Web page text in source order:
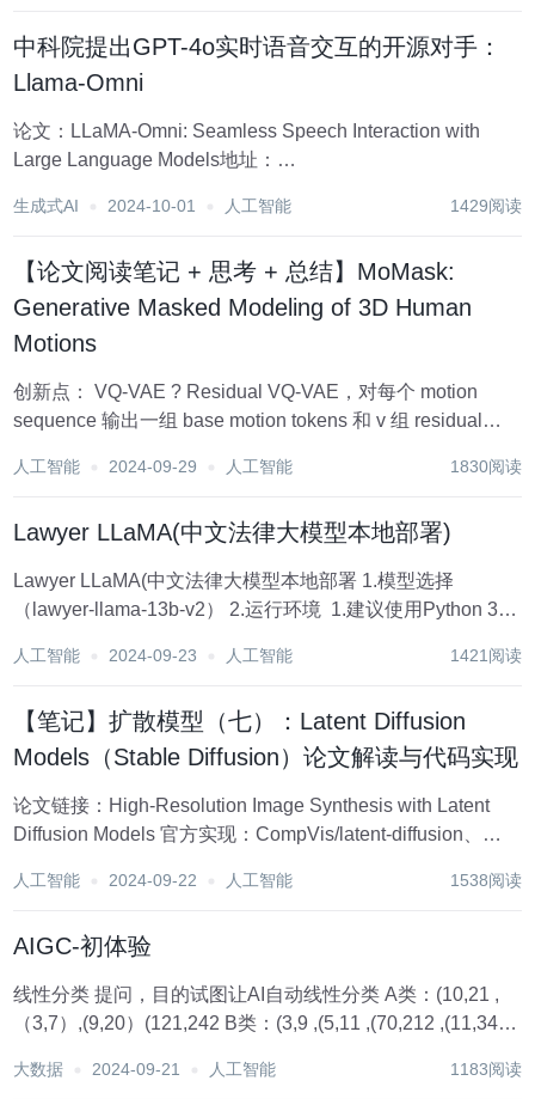
中科院提出GPT-4o实时语音交互的开源对手：
Llama-Omni
论文：LLaMA-Omni: Seamless Speech Interaction with
Large Language Models地址：
生成式AI 2024-10-01 人工智能 1429阅读
【论文阅读笔记 + 思考 + 总结】MoMask:
Generative Masked Modeling of 3D Human
Motions
创新点： VQ-VAE ? Residual VQ-VAE，对每个 motion
sequence 输出一组 base motion tokens 和 v 组 residual
人工智能 2024-09-29 人工智能 1830阅读
Lawyer LLaMA(中文法律大模型本地部署)
Lawyer LLaMA(中文法律大模型本地部署 1.模型选择
（lawyer-llama-13b-v2） 2.运行环境 ​ 1.建议使用Python 3.8
人工智能 2024-09-23 人工智能 1421阅读
【笔记】扩散模型（七）：Latent Diffusion
Models（Stable Diffusion）论文解读与代码实现
论文链接：High-Resolution Image Synthesis with Latent
Diffusion Models 官方实现：CompVis/latent-diffusion、
人工智能 2024-09-22 人工智能 1538阅读
AIGC-初体验
线性分类 提问，目的试图让AI自动线性分类 A类：(10,21 ,
（3,7）,(9,20）(121,242 B类：(3,9 ,(5,11 ,(70,212 ,(11,34
类 下...
大数据 2024-09-21 人工智能 1183阅读